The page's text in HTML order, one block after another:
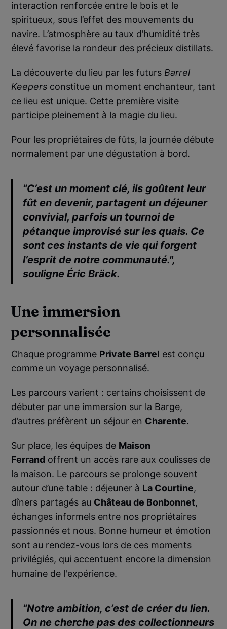
interaction renforcée entre le bois et le
spiritueux, sous l’effet des mouvements du
navire. L’atmosphère au taux d’humidité très
élevé favorise la rondeur des précieux distillats.
La découverte du lieu par les futurs Barrel
Keepers constitue un moment enchanteur, tant
ce lieu est unique. Cette première visite
participe pleinement à la magie du lieu.
Pour les propriétaires de fûts, la journée débute
normalement par une dégustation à bord.
"C’est un moment clé, ils goûtent leur
fût en devenir, partagent un déjeuner
convivial, parfois un tournoi de
pétanque improvisé sur les quais. Ce
sont ces instants de vie qui forgent
l’esprit de notre communauté.",
souligne Éric Bräck.
Une immersion
personnalisée
Chaque programme Private Barrel est conçu
comme un voyage personnalisé.
Les parcours varient : certains choisissent de
débuter par une immersion sur la Barge,
d’autres préfèrent un séjour en Charente.
Sur place, les équipes de Maison
Ferrand offrent un accès rare aux coulisses de
la maison. Le parcours se prolonge souvent
autour d’une table : déjeuner à La Courtine,
dîners partagés au Château de Bonbonnet,
échanges informels entre nos propriétaires
passionnés et nous. Bonne humeur et émotion
sont au rendez-vous lors de ces moments
privilégiés, qui accentuent encore la dimension
humaine de l'expérience.
"Notre ambition, c’est de créer du lien.
On ne cherche pas des collectionneurs